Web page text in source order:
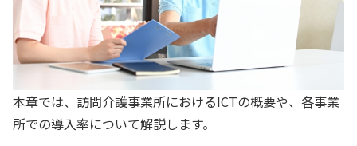
本章では、訪問介護事業所におけるICTの概要や、各事業
所での導入率について解説します。